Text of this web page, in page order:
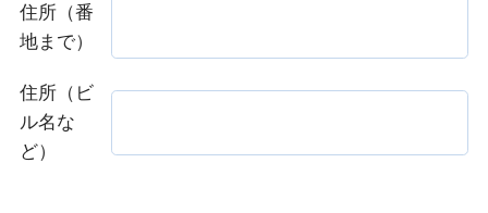
住所（番
地まで）
住所（ビ
ル名な
ど）